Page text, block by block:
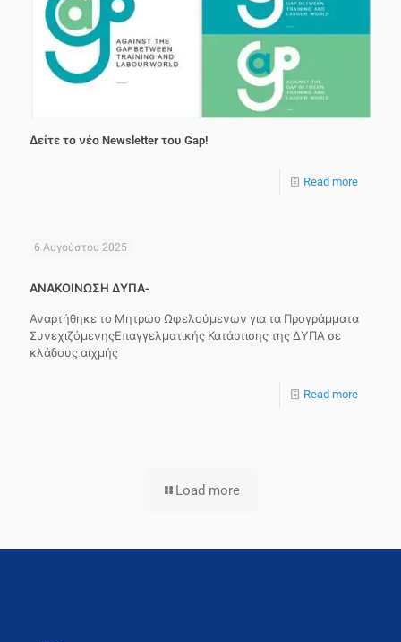
Δείτε το νέο Newsletter του Gap!
Read more
6 Αυγούστου 2025
ΑΝΑΚΟΙΝΩΣΗ ΔΥΠΑ-
Αναρτήθηκε το Μητρώο Ωφελούμενων για τα Προγράμματα
ΣυνεχιζόμενηςΕπαγγελματικής Κατάρτισης της ΔΥΠΑ σε
κλάδους αιχμής
Read more
Load more